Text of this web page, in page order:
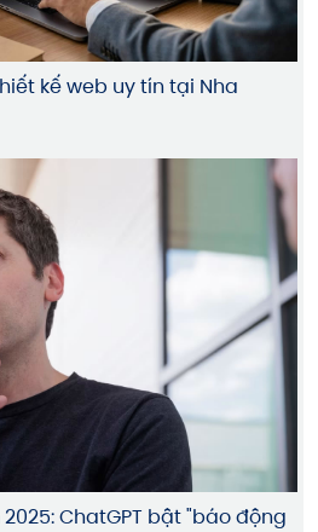
kế web uy tín tại Nha
ChatGPT bật "báo động